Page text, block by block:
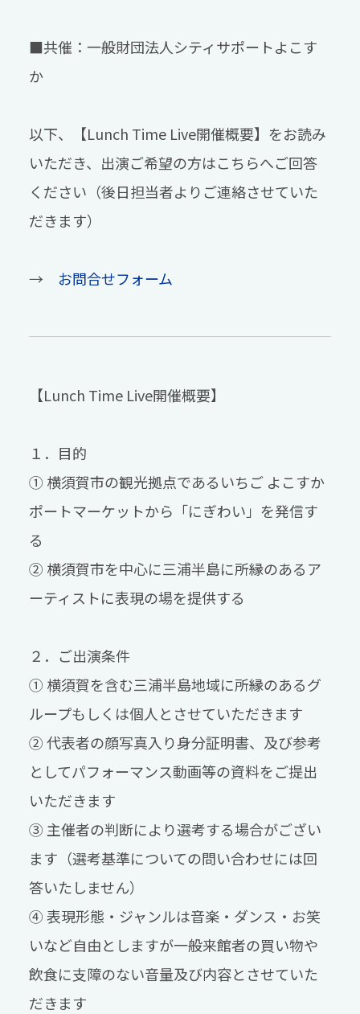
■共催：一般財団法人シティサポートよこす
か
以下、【Lunch Time Live開催概要】をお読み
いただき、出演ご希望の方はこちらへご回答
ください（後日担当者よりご連絡させていた
だきます）
→ お問合せフォーム
【Lunch Time Live開催概要】
１．目的
① 横須賀市の観光拠点であるいちご よこすか
ポートマーケットから「にぎわい」を発信す
る
② 横須賀市を中心に三浦半島に所縁のあるア
ーティストに表現の場を提供する
２．ご出演条件
① 横須賀を含む三浦半島地域に所縁のあるグ
ループもしくは個人とさせていただきます
② 代表者の顔写真入り身分証明書、及び参考
としてパフォーマンス動画等の資料をご提出
いただきます
③ 主催者の判断により選考する場合がござい
ます（選考基準についての問い合わせには回
答いたしません）
④ 表現形態・ジャンルは音楽・ダンス・お笑
いなど自由としますが一般来館者の買い物や
飲食に支障のない音量及び内容とさせていた
だきます